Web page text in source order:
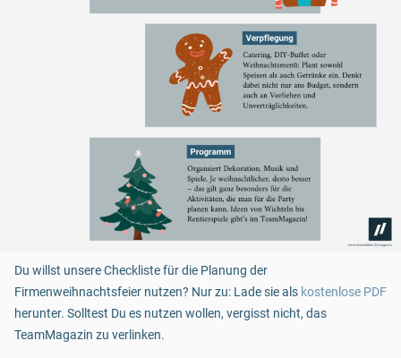
Du willst unsere Checkliste für die Planung der
Firmenweihnachtsfeier nutzen? Nur zu: Lade sie als kostenlose PDF
herunter. Solltest Du es nutzen wollen, vergisst nicht, das
TeamMagazin zu verlinken.